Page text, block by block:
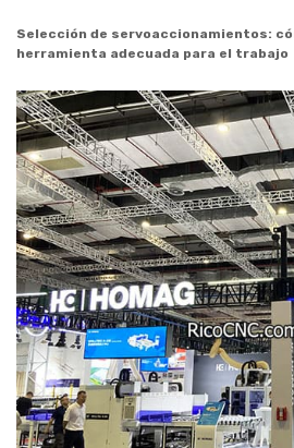
Selección de servoaccionamientos:
herramienta adecuada para el trabajo